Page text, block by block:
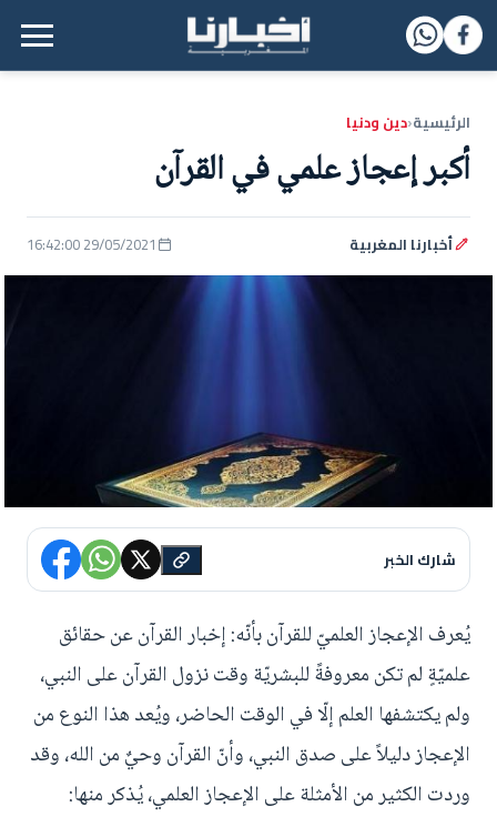
القائمة الرئيسية
الرئيسية‹دين ودنيا
أكبر إعجاز علمي في القرآن
أخبارنا المغربية 29/05/2021 16:42:00
شارك الخبر
يُعرف الإعجاز العلميّ للقرآن بأنّه: إخبار القرآن عن حقائق
علميّةٍ لم تكن معروفةً للبشريّة وقت نزول القرآن على النبي،
ولم يكتشفها العلم إلّا في الوقت الحاضر، ويُعد هذا النوع من
الإعجاز دليلاً على صدق النبي، وأنّ القرآن وحيٌ من الله، وقد
وردت الكثير من الأمثلة على الإعجاز العلمي، يُذكر منها: